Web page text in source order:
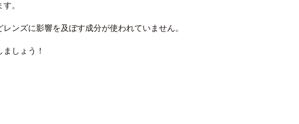
。
ンズに影響を及ぼす成分が使われていません。
しょう！